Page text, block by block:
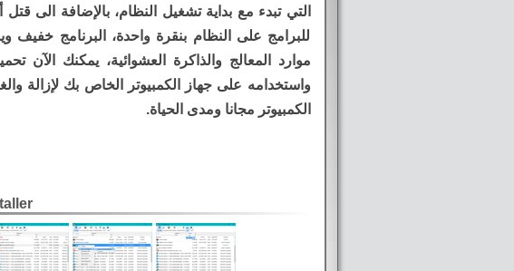
التي تبدء مع بداية تشغيل النظام، بالإضافة الى
للبرامج على النظام بنقرة واحدة، البرنامج
موارد المعالج والذاكرة العشوائية، يمكنك الآن
واستخدامه على جهاز الكمبيوتر الخاص بك لإزالة
الكمبيوتر مجانا ومدى الحياة.